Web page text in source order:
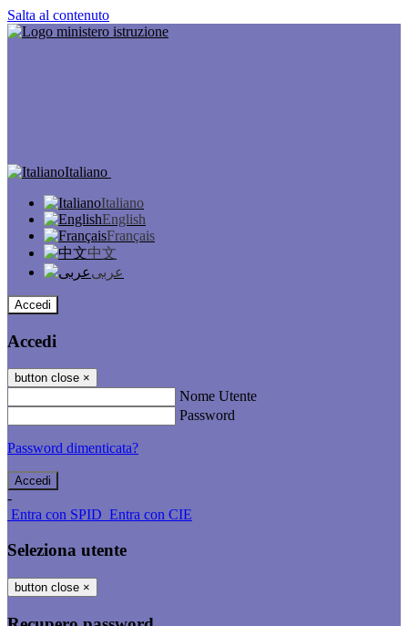
Salta al contenuto
Italiano
Italiano
English
Français
中文
عربى
Accedi
Accedi
button close ×
Nome Utente
Password
Password dimenticata?
-
Entra con SPID Entra con CIE
Seleziona utente
button close ×